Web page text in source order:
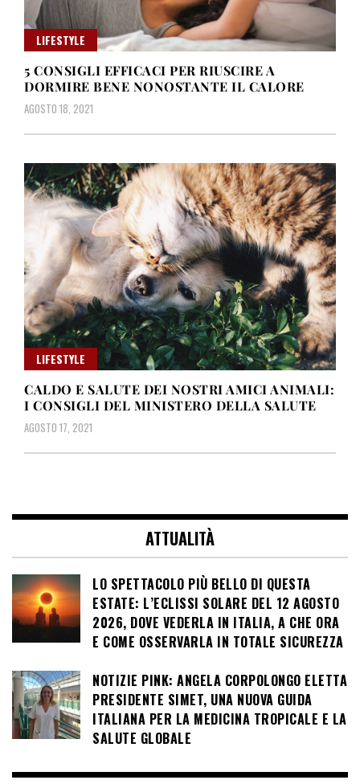
LIFESTYLE
5 CONSIGLI EFFICACI PER RIUSCIRE A
DORMIRE BENE NONOSTANTE IL CALORE
AGOSTO 18, 2021
LIFESTYLE
CALDO E SALUTE DEI NOSTRI AMICI ANIMALI:
I CONSIGLI DEL MINISTERO DELLA SALUTE
AGOSTO 17, 2021
ATTUALITÀ
LO SPETTACOLO PIÙ BELLO DI QUESTA
ESTATE: L’ECLISSI SOLARE DEL 12 AGOSTO
2026, DOVE VEDERLA IN ITALIA, A CHE ORA
E COME OSSERVARLA IN TOTALE SICUREZZA
NOTIZIE PINK: ANGELA CORPOLONGO ELETTA
PRESIDENTE SIMET, UNA NUOVA GUIDA
ITALIANA PER LA MEDICINA TROPICALE E LA
SALUTE GLOBALE